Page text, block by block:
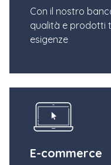
Con il nostro
qualità e prodotti
esigenze
E-commerce